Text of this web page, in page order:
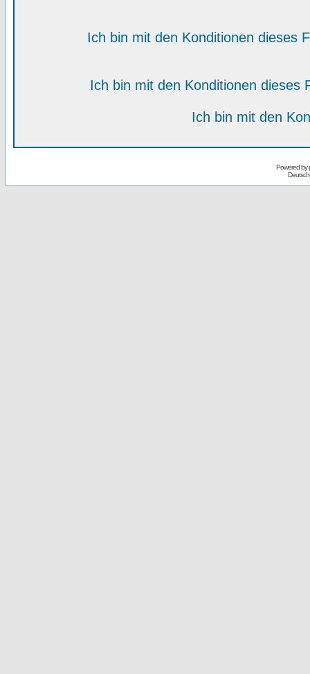
Ich bin mit den Konditionen dieses
Ich bin mit den Konditionen dieses
Ich bin mit den
Powered by